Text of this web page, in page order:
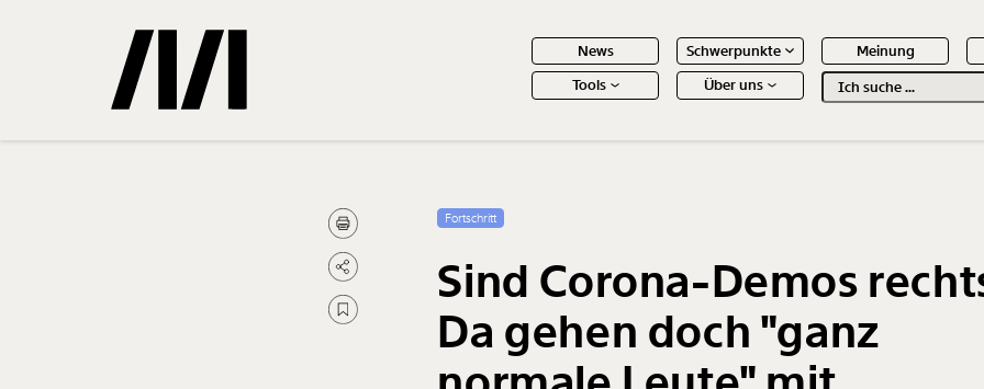
News Schwerpunkte
Meinung
Tools
Über uns
Gemerkte Inhalte
Treffer
Fortschritt
Sind Corona-Demos
Da gehen doch "ganz